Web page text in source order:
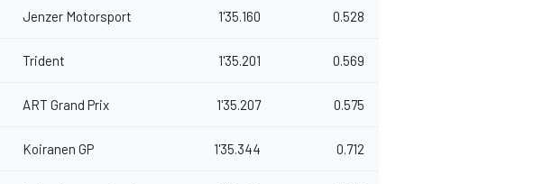
Jenzer Motorsport 1'35.160 0.528
Trident 1'35.201 0.569
ART Grand Prix 1'35.207 0.575
Koiranen GP 1'35.344 0.712